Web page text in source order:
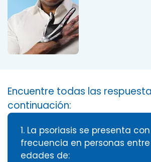
Encuentre todas las
continuación:
1. La psoriasis se presenta
frecuencia en personas
edades de: